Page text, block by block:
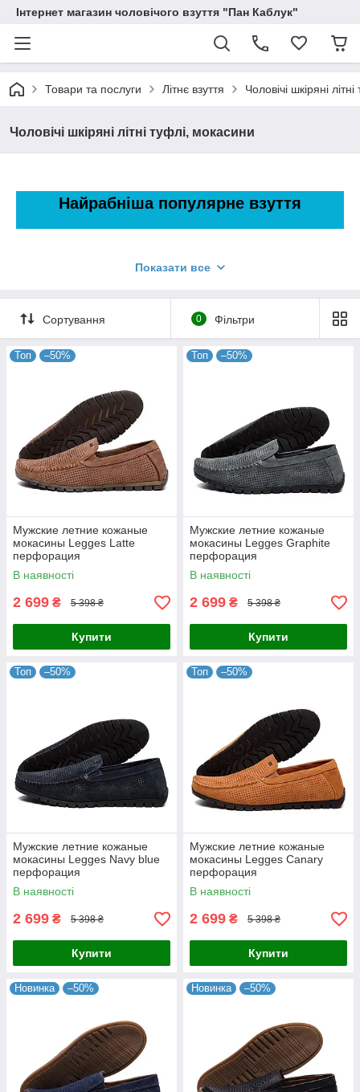
Інтернет магазин чоловічого взуття "Пан Каблук"
Товари та послуги Літнє взуття Чоловічі шкіряні
Чоловічі шкіряні літні туфлі, мокасини
Найрабніша популярне взуття
Показати все
Сортування 0 Фільтри
Топ –50%
Мужские летние кожаные
мокасины Legges Latte
перфорация
В наявності
2 699 ₴ 5 398 ₴
Купити
Топ –50%
Мужские летние кожаные
мокасины Legges Graphite
перфорация
В наявності
2 699 ₴ 5 398 ₴
Купити
Топ –50%
Мужские летние кожаные
мокасины Legges Navy blue
перфорация
В наявності
2 699 ₴ 5 398 ₴
Купити
Топ –50%
Мужские летние кожаные
мокасины Legges Canary
перфорация
В наявності
2 699 ₴ 5 398 ₴
Купити
Новинка –50% Новинка –50%